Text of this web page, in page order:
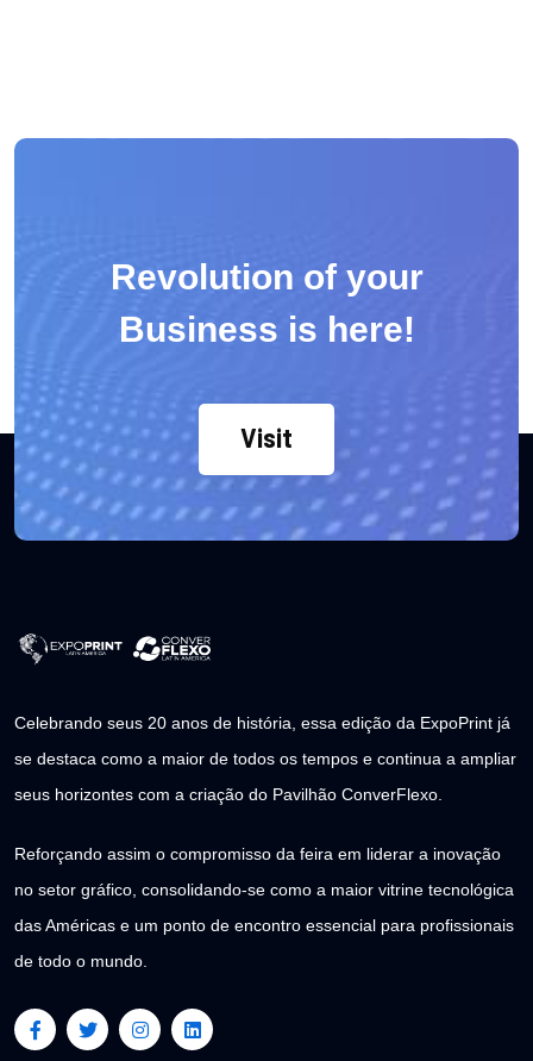
Revolution of your
Business is here!
Visit
Celebrando seus 20 anos de história, essa edição da ExpoPrint já
se destaca como a maior de todos os tempos e continua a ampliar
seus horizontes com a criação do Pavilhão ConverFlexo.
Reforçando assim o compromisso da feira em liderar a inovação
no setor gráfico, consolidando-se como a maior vitrine tecnológica
das Américas e um ponto de encontro essencial para profissionais
de todo o mundo.